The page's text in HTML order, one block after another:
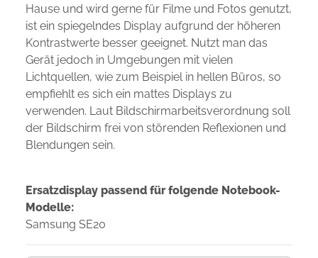
Hause und wird gerne für Filme und Fotos genutzt,
ist ein spiegelndes Display aufgrund der höheren
Kontrastwerte besser geeignet. Nutzt man das
Gerät jedoch in Umgebungen mit vielen
Lichtquellen, wie zum Beispiel in hellen Büros, so
empfiehlt es sich ein mattes Displays zu
verwenden. Laut Bildschirmarbeitsverordnung soll
der Bildschirm frei von störenden Reflexionen und
Blendungen sein.
Ersatzdisplay passend für folgende Notebook-
Modelle:
Samsung SE20